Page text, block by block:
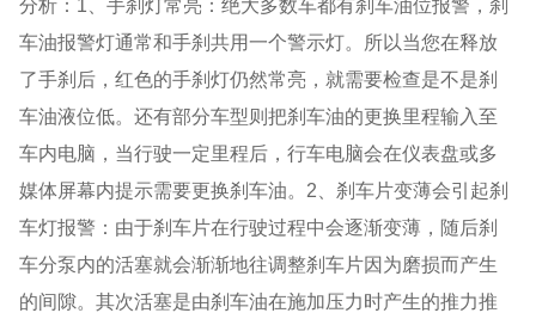
分析：1、手刹灯常亮：绝大多数车都有刹车油位报警，刹
车油报警灯通常和手刹共用一个警示灯。所以当您在释放
了手刹后，红色的手刹灯仍然常亮，就需要检查是不是刹
车油液位低。还有部分车型则把刹车油的更换里程输入至
车内电脑，当行驶一定里程后，行车电脑会在仪表盘或多
媒体屏幕内提示需要更换刹车油。2、刹车片变薄会引起刹
车灯报警：由于刹车片在行驶过程中会逐渐变薄，随后刹
车分泵内的活塞就会渐渐地往调整刹车片因为磨损而产生
的间隙。其次活塞是由刹车油在施加压力时产生的推力推